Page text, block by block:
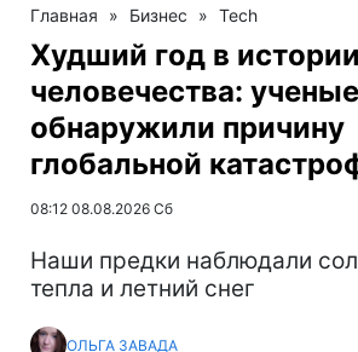
Главная » Бизнес » Tech
Худший год в истории
человечества: ученые
обнаружили причину
глобальной
08:12 08.08.2026 Сб
Наши предки наблюдали
тепла и летний снег
ОЛЬГА ЗАВАДА